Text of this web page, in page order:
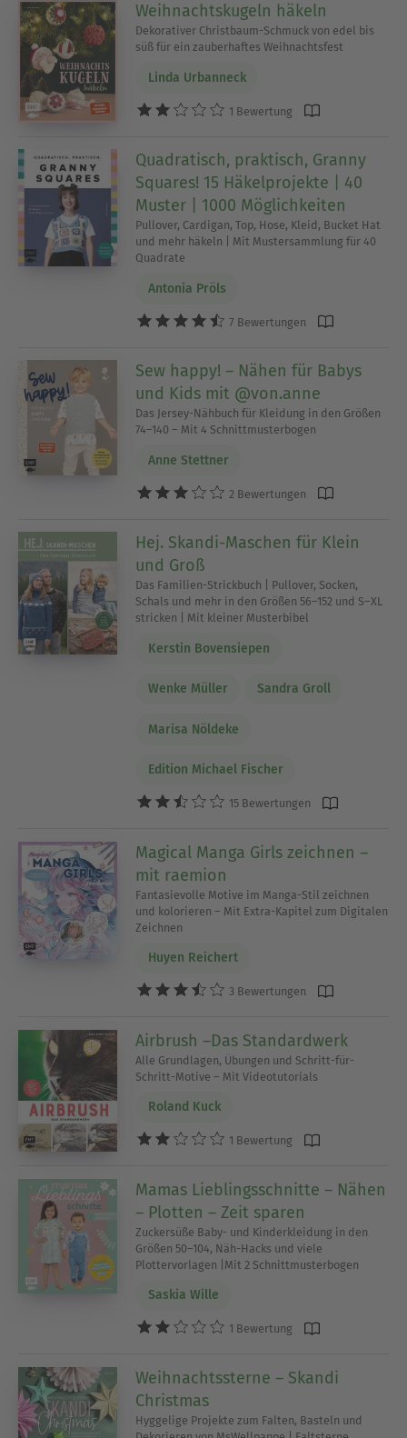
Weihnachtskugeln häkeln
Dekorativer Christbaum-Schmuck von edel bis
süß für ein zauberhaftes Weihnachtsfest
Linda Urbanneck
1 Bewertung
Quadratisch, praktisch, Granny
Squares! 15 Häkelprojekte | 40
Muster | 1000 Möglichkeiten
Pullover, Cardigan, Top, Hose, Kleid, Bucket Hat
und mehr häkeln | Mit Mustersammlung für 40
Quadrate
Antonia Pröls
7 Bewertungen
Sew happy! – Nähen für Babys
und Kids mit @von.anne
Das Jersey-Nähbuch für Kleidung in den Größen
74–140 – Mit 4 Schnittmusterbogen
Anne Stettner
2 Bewertungen
Hej. Skandi-Maschen für Klein
und Groß
Das Familien-Strickbuch | Pullover, Socken,
Schals und mehr in den Größen 56–152 und S–XL
stricken | Mit kleiner Musterbibel
Kerstin Bovensiepen
Wenke Müller Sandra Groll
Marisa Nöldeke
Edition Michael Fischer
15 Bewertungen
Magical Manga Girls zeichnen –
mit raemion
Fantasievolle Motive im Manga-Stil zeichnen
und kolorieren – Mit Extra-Kapitel zum Digitalen
Zeichnen
Huyen Reichert
3 Bewertungen
Airbrush –Das Standardwerk
Alle Grundlagen, Übungen und Schritt-für-
Schritt-Motive – Mit Videotutorials
Roland Kuck
1 Bewertung
Mamas Lieblingsschnitte – Nähen
– Plotten – Zeit sparen
Zuckersüße Baby- und Kinderkleidung in den
Größen 50–104, Näh-Hacks und viele
Plottervorlagen |Mit 2 Schnittmusterbogen
Saskia Wille
1 Bewertung
Weihnachtssterne – Skandi
Christmas
Hyggelige Projekte zum Falten, Basteln und